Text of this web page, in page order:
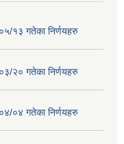
१३ गतेका निर्णयहरु
२० गतेका निर्णयहरु
०४ गतेका निर्णयहरु